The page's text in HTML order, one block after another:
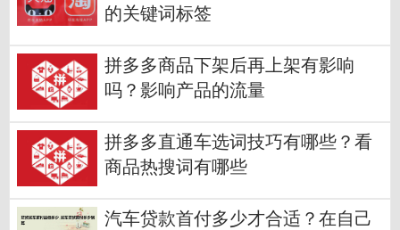
的关键词标签
拼多多商品下架后再上架有影响
吗？影响产品的流量
拼多多直通车选词技巧有哪些？看
商品热搜词有哪些
汽车贷款首付多少才合适？在自己